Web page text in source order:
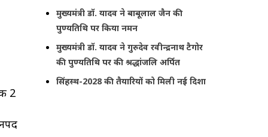
2
मुख्यमंत्री डॉ. यादव ने बाबूलाल जैन की
पुण्यतिथि पर किया नमन
मुख्यमंत्री डॉ. यादव ने गुरुदेव रवीन्द्रनाथ टैगोर
की पुण्यतिथि पर की श्रद्धांजलि अर्पित
सिंहस्थ-2028 की तैयारियों को मिली नई दिशा